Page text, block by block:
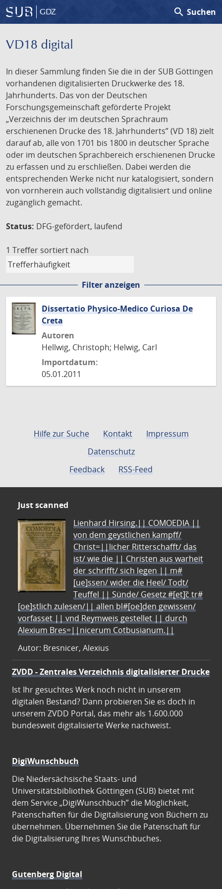
GDZ search Suchen
VD18 digital
In dieser Sammlung finden Sie die in der SUB Göttingen
vorhandenen digitalisierten Druckwerke des 18.
Jahrhunderts. Das von der Deutschen
Forschungsgemeinschaft geförderte Projekt
„Verzeichnis der im deutschen Sprachraum
erschienenen Drucke des 18. Jahrhunderts” (VD 18) zielt
darauf ab, alle von 1701 bis 1800 in deutscher Sprache
oder im deutschen Sprachbereich erschienenen Drucke
zu erfassen und zu erschließen. Dabei werden die
entsprechenden Werke nicht nur katalogisiert, sondern
von vornherein auch vollständig digitalisiert und online
zugänglich gemacht.
Status: DFG-gefördert, laufend
1 Treffer sortiert nach
Filter anzeigen
Dissertatio Physico-Medico Curiosa De
Creta
Autoren
Hellwig, Christoph; Helwig, Carl
Importdatum:
05.01.2011
Hilfe zur Suche Kontakt
Impressum
Datenschutz
Feedback
RSS-Feed
Just scanned
Lienhard Hirsing.|| COMOEDIA ||
von dem geystlichen kampff/
Christ=||licher Ritterschafft/ das
ist/ wie die || Christen aus warheit
der schrifft/ sich legen || m#
[ue]ssen/ wider die Heel/ Todt/
Teuffel || Sünde/ Gesetz #[et]c̃ tr#
[oe]stlich zulesen/|| allen bl#[oe]den gewissen/
vorfasset || vnd Reymweis gestellet || durch
Alexium Bres=||nicerum Cotbusianum.||
Autor: Bresnicer, Alexius
ZVDD - Zentrales Verzeichnis digitalisierter Drucke
Ist Ihr gesuchtes Werk noch nicht in unserem
digitalen Bestand? Dann probieren Sie es doch in
unserem ZVDD Portal, das mehr als 1.600.000
bundesweit digitalisierte Werke nachweist.
DigiWunschbuch
Die Niedersächsische Staats- und
Universitätsbibliothek Göttingen (SUB) bietet mit
dem Service „DigiWunschbuch” die Möglichkeit,
Patenschaften für die Digitalisierung von Büchern zu
übernehmen. Übernehmen Sie die Patenschaft für
die Digitalisierung Ihres Wunschbuches.
Gutenberg Digital